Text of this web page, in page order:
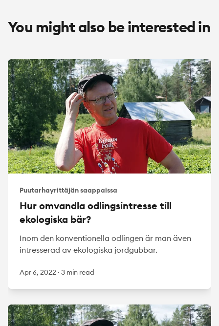
You might also be interested in
Puutarhayrittäjän saappaissa
Hur omvandla odlingsintresse till
ekologiska bär?
Inom den konventionella odlingen är man även
intresserad av ekologiska jordgubbar.
Apr 6, 2022 · 3 min read